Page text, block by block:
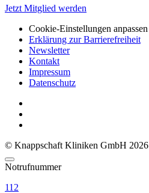
Jetzt Mitglied werden
Cookie-Einstellungen anpassen
Erklärung zur Barrierefreiheit
Newsletter
Kontakt
Impressum
Datenschutz
© Knappschaft Kliniken GmbH 2026
Notrufnummer
112